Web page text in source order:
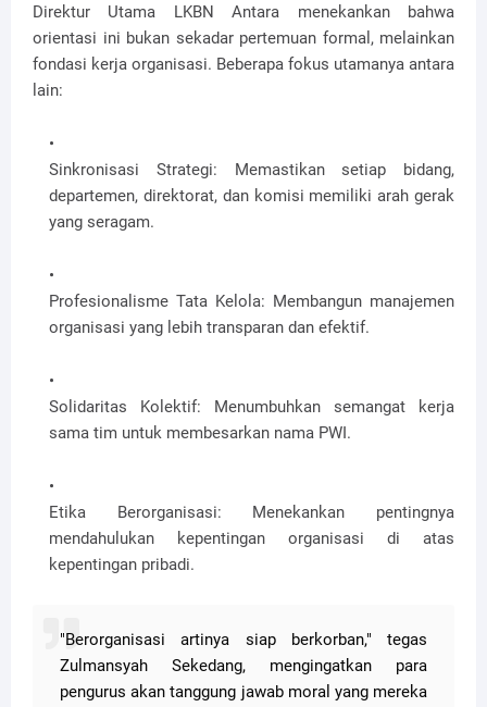
Direktur Utama LKBN Antara menekankan bahwa
orientasi ini bukan sekadar pertemuan formal, melainkan
fondasi kerja organisasi. Beberapa fokus utamanya antara
lain:
Sinkronisasi Strategi: Memastikan setiap bidang,
departemen, direktorat, dan komisi memiliki arah gerak
yang seragam.
Profesionalisme Tata Kelola: Membangun manajemen
organisasi yang lebih transparan dan efektif.
Solidaritas Kolektif: Menumbuhkan semangat kerja
sama tim untuk membesarkan nama PWI.
Etika Berorganisasi: Menekankan pentingnya
mendahulukan kepentingan organisasi di atas
kepentingan pribadi.
"Berorganisasi artinya siap berkorban," tegas
Zulmansyah Sekedang, mengingatkan para
pengurus akan tanggung jawab moral yang mereka